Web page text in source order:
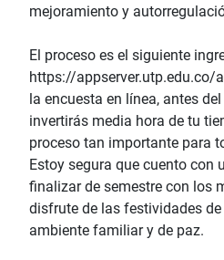
mejoramiento y
El proceso es el siguiente
https://appserver.utp.edu.co/
la encuesta en línea, antes
invertirás media hora de tu
proceso tan importante para
Estoy segura que cuento con
finalizar de semestre con los
disfrute de las festividades
ambiente familiar y de paz.